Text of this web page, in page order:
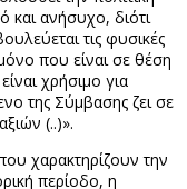
και ανήσυχο, διότι
τις φυσικές
που είναι σε θέση
χρήσιμο για
της Σύμβασης ζει σε
(..)».
χαρακτηρίζουν την
περίοδο, η